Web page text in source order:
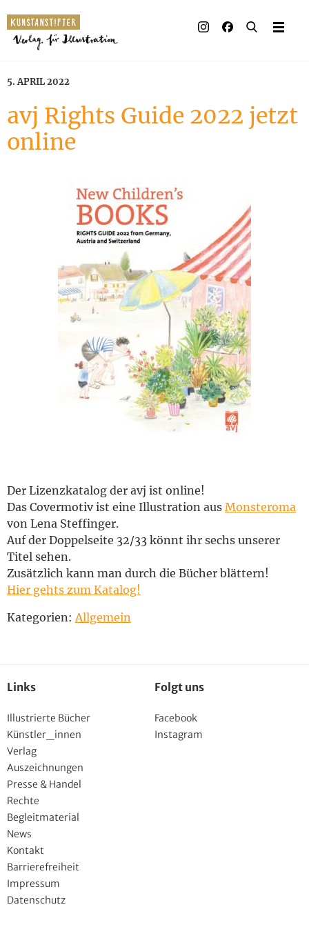
5. APRIL 2022
avj Rights Guide 2022 jetzt
online
Der Lizenzkatalog der avj ist online!
Das Covermotiv ist eine Illustration aus Monsteroma
von Lena Steffinger.
Auf der Doppelseite 32/33 könnt ihr sechs unserer
Titel sehen.
Zusätzlich kann man durch die Bücher blättern!
Hier gehts zum Katalog!
Kategorien: Allgemein
Links
Illustrierte Bücher
Künstler_innen
Verlag
Auszeichnungen
Presse & Handel
Rechte
Begleitmaterial
News
Kontakt
Barrierefreiheit
Impressum
Datenschutz
Folgt uns
Facebook
Instagram
Verlag
Rechte
Begleitmaterial
Kontakt
English